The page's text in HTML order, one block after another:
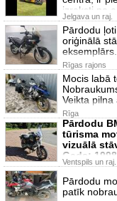
izraksti no a
Jelgava un raj.
Pārdodu
oriģinālā
Rīgas rajons
Mocis labā
Veikta pilna
Rīga
Pārdodu
tūrisma
vizuālā
Gads: 1998
Ventspils un raj.
Pārdodu
patīk